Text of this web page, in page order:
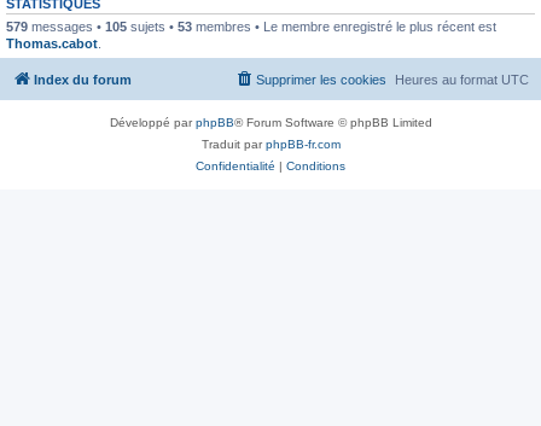
STATISTIQUES
579 messages • 105 sujets • 53 membres • Le membre enregistré le plus récent est
Thomas.cabot
Index du forum Heures au format UTC
Supprimer les cookies
Développé parphpBB® Forum Software © phpBB Limited
Traduit parphpBB-fr.com
Confidentialité | Conditions